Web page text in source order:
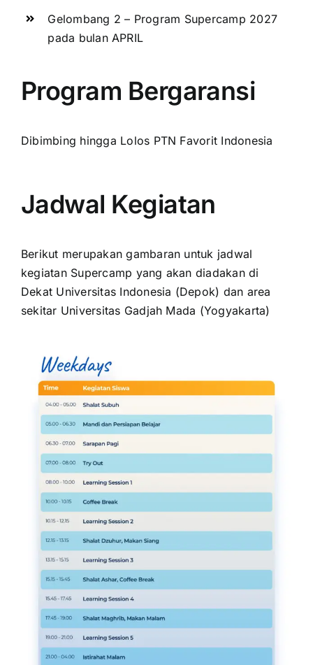
Gelombang 2 – Program Supercamp 2027
pada bulan APRIL
Program Bergaransi
Dibimbing hingga Lolos PTN Favorit Indonesia
Jadwal Kegiatan
Berikut merupakan gambaran untuk jadwal
kegiatan Supercamp yang akan diadakan di
Dekat Universitas Indonesia (Depok) dan area
sekitar Universitas Gadjah Mada (Yogyakarta)